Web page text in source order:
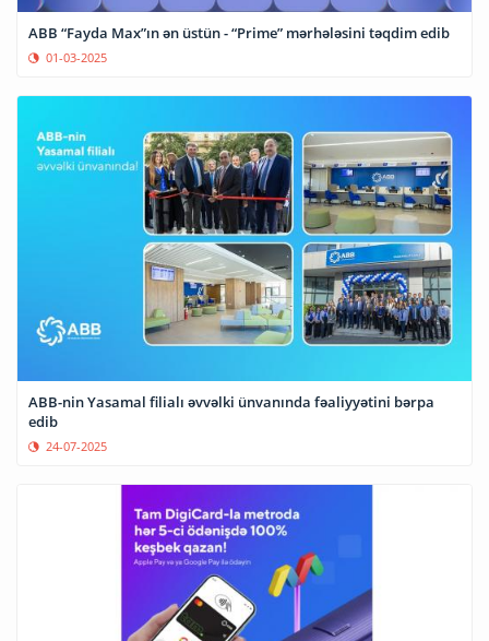
ABB “Fayda Max”ın ən üstün - “Prime” mərhələsini təqdim edib
01-03-2025
ABB-nin Yasamal filialı əvvəlki ünvanında fəaliyyətini bərpa
edib
24-07-2025